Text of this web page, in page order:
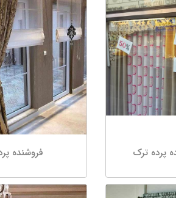
پرده ترک فروشنده